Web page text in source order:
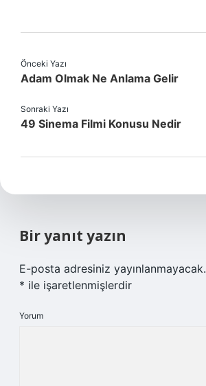
Önceki Yazı
Adam Olmak Ne Anlama Gelir
Sonraki Yazı
49 Sinema Filmi Konusu Nedir
Bir yanıt yazın
E-posta adresiniz yayınlanmayacak.
* ile işaretlenmişlerdir
Yorum